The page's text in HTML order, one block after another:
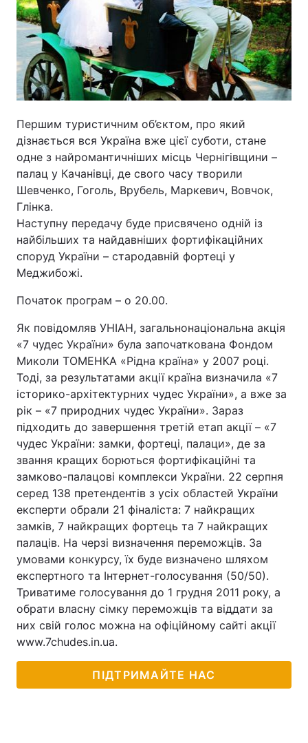
Першим туристичним об’єктом, про який
дізнається вся Україна вже цієї суботи, стане
одне з найромантичніших місць Чернігівщини –
палац у Качанівці, де свого часу творили
Шевченко, Гоголь, Врубель, Маркевич, Вовчок,
Глінка.
Наступну передачу буде присвячено одній із
найбільших та найдавніших фортифікаційних
споруд України – стародавній фортеці у
Меджибожі.
Початок програм – о 20.00.
Як повідомляв УНІАН, загальнонаціональна акція
«7 чудес України» була започаткована Фондом
Миколи ТОМЕНКА «Рідна країна» у 2007 році.
Тоді, за результатами акції країна визначила «7
історико-архітектурних чудес України», а вже за
рік – «7 природних чудес України». Зараз
підходить до завершення третій етап акції – «7
чудес України: замки, фортеці, палаци», де за
звання кращих борються фортифікаційні та
замково-палацові комплекси України. 22 серпня
серед 138 претендентів з усіх областей України
експерти обрали 21 фіналіста: 7 найкращих
замків, 7 найкращих фортець та 7 найкращих
палаців. На черзі визначення переможців. За
умовами конкурсу, їх буде визначено шляхом
експертного та Інтернет-голосування (50/50).
Триватиме голосування до 1 грудня 2011 року, а
обрати власну сімку переможців та віддати за
них свій голос можна на офіційному сайті акції
www.7chudes.in.ua.
ПІДТРИМАЙТЕ НАС